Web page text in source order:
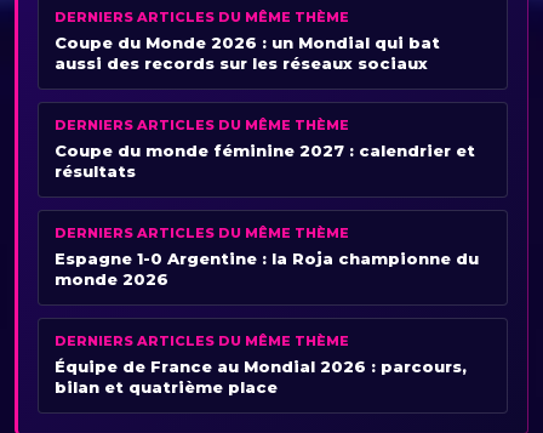
DERNIERS ARTICLES DU MÊME THÈME
Coupe du Monde 2026 : un Mondial qui bat
aussi des records sur les réseaux sociaux
DERNIERS ARTICLES DU MÊME THÈME
Coupe du monde féminine 2027 : calendrier et
résultats
DERNIERS ARTICLES DU MÊME THÈME
Espagne 1-0 Argentine : la Roja championne du
monde 2026
DERNIERS ARTICLES DU MÊME THÈME
Équipe de France au Mondial 2026 : parcours,
bilan et quatrième place